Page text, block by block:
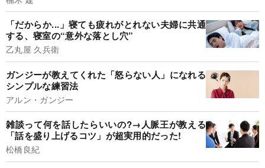
「だからか...」寝ても疲れがとれない夫婦に共通
する、寝室の“意外な落とし穴”
乙丸屋 久兵衛
ガンジーが教えてくれた「怒らない人」になれる
シンプルな練習法
アルン・ガンジー
雑談って何を話したらいいの?→人脈王が教える
「話を盛り上げるコツ」が超実用的だった!
松橋良紀